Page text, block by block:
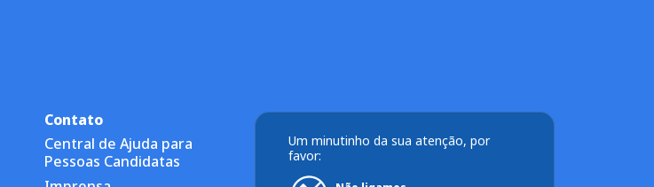
Contato
Central de Ajuda para
Pessoas Candidatas
Um minutinho da sua atenção, por
favor: